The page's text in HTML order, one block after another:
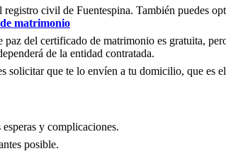
registro civil de Fuentespina. También puedes
matrimonio
del certificado de matrimonio es gratuita,
de la entidad contratada.
solicitar que te lo envíen a tu domicilio, que es
y complicaciones.
posible.